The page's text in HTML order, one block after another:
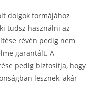
dolgok formájához
tudsz használni az
révén pedig nem
garantált. A
pedig biztosítja, hogy
lesznek, akár